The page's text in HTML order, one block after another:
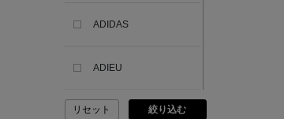
ADIDAS
ADIEU
ADLIN HUE
リセット 絞り込む